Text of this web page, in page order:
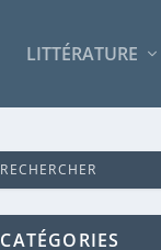
LITTÉRATURE
CATÉGORIES